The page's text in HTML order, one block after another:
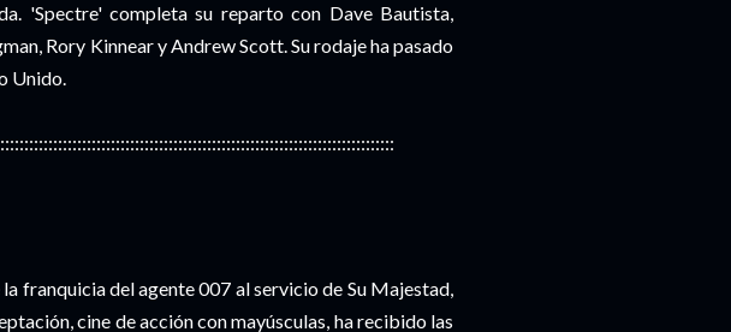
'Spectre' completa su reparto con Dave Bautista,
Rory Kinnear y Andrew Scott. Su rodaje ha pasado
Unido.
franquicia del agente 007 al servicio de Su Majestad,
cine de acción con mayúsculas, ha recibido las